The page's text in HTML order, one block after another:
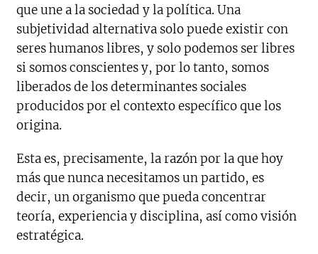
que une a la sociedad y la política. Una
subjetividad alternativa solo puede existir con
seres humanos libres, y solo podemos ser libres
si somos conscientes y, por lo tanto, somos
liberados de los determinantes sociales
producidos por el contexto específico que los
origina.
Esta es, precisamente, la razón por la que hoy
más que nunca necesitamos un partido, es
decir, un organismo que pueda concentrar
teoría, experiencia y disciplina, así como visión
estratégica.